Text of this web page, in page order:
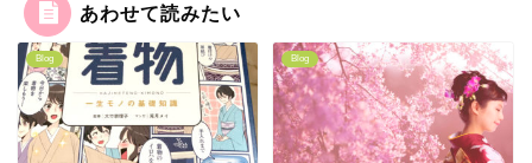
あわせて読みたい
Blog Blog